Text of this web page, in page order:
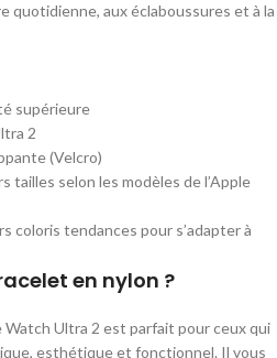
quotidienne, aux éclaboussures et à la
supérieure
2
(Velcro)
tailles selon les modèles de l’Apple
coloris tendances pour s’adapter à
en nylon ?
Ultra 2 est parfait pour ceux qui
esthétique et fonctionnel. Il vous